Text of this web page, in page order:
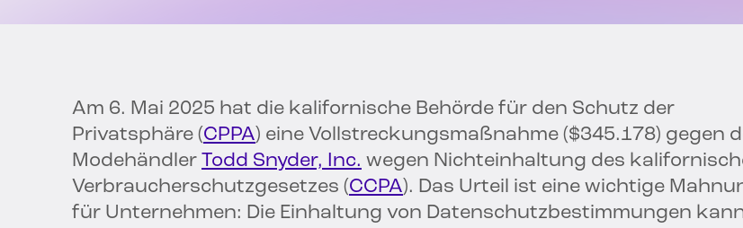
Am 6. Mai 2025 hat die kalifornische Behörde für den Schutz der
Privatsphäre (CPPA) eine Vollstreckungsmaßnahme ($345.178) gegen
Modehändler Todd Snyder, Inc. wegen Nichteinhaltung des
Verbraucherschutzgesetzes (CCPA). Das Urteil ist eine wichtige
für Unternehmen: Die Einhaltung von Datenschutzbestimmungen